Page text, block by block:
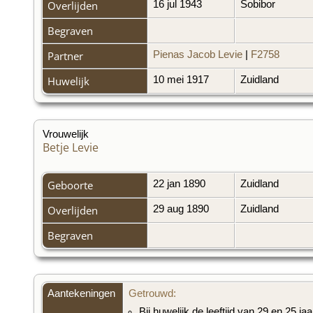
Overlijden 16 jul 1943 Sobibor
Begraven
Partner
Pienas Jacob Levie | F2758
Huwelijk 10 mei 1917 Zuidland
Vrouwelijk
Betje Levie
Geboorte 22 jan 1890 Zuidland
Overlijden 29 aug 1890 Zuidland
Begraven
Aantekeningen
Getrouwd: